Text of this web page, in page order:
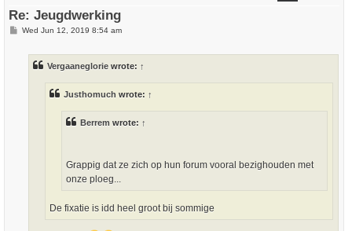
Re: Jeugdwerking
PWed Jun 12, 2019 8:54 am
Vergaaneglorie wrote: ↑
Justhomuch wrote: ↑
Berrem wrote: ↑
Grappig dat ze zich op hun forum vooral bezighouden met
onze ploeg...
De fixatie is idd heel groot bij sommige